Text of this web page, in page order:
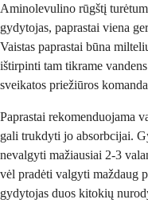
Aminolevulino rūgštį
gydytojas, paprastai viena
Vaistas paprastai būna
ištirpinti tam tikrame
sveikatos priežiūros
Paprastai rekomenduojama
gali trukdyti jo absorbcijai.
nevalgyti mažiausiai 2-3
vėl pradėti valgyti maždaug
gydytojas duos kitokių